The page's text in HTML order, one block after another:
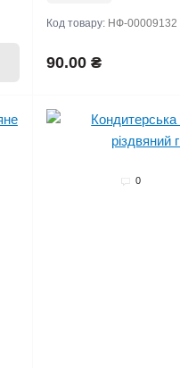
Код товару: НФ-00009132
90.00 ₴
0